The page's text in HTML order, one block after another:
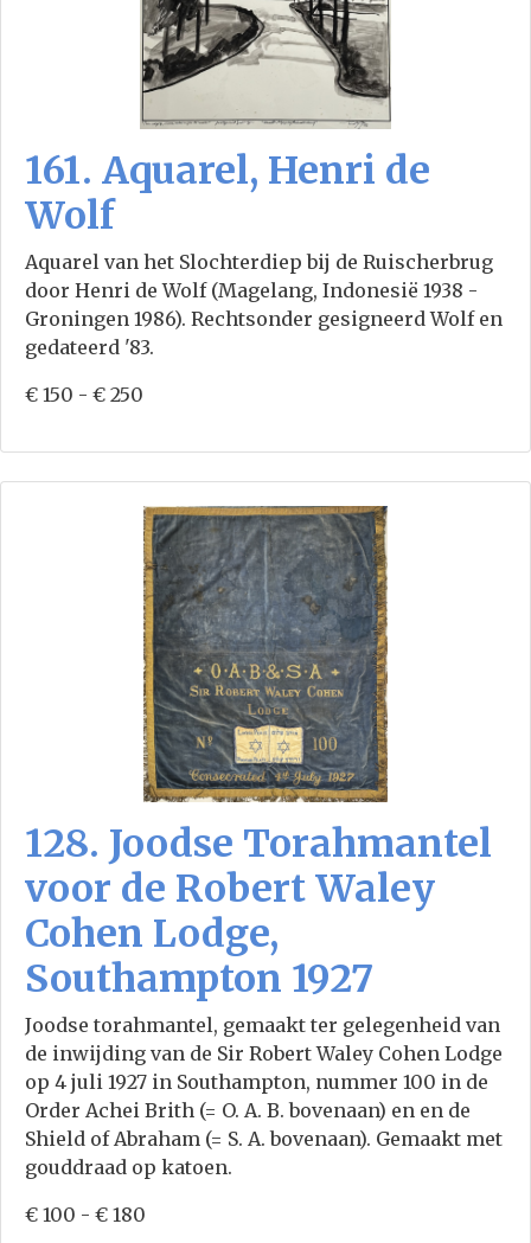
161. Aquarel, Henri de
Wolf
Aquarel van het Slochterdiep bij de Ruischerbrug
door Henri de Wolf (Magelang, Indonesië 1938 -
Groningen 1986). Rechtsonder gesigneerd Wolf en
gedateerd '83.
€ 150 - € 250
128. Joodse Torahmantel
voor de Robert Waley
Cohen Lodge,
Southampton 1927
Joodse torahmantel, gemaakt ter gelegenheid van
de inwijding van de Sir Robert Waley Cohen Lodge
op 4 juli 1927 in Southampton, nummer 100 in de
Order Achei Brith (= O. A. B. bovenaan) en en de
Shield of Abraham (= S. A. bovenaan). Gemaakt met
gouddraad op katoen.
€ 100 - € 180